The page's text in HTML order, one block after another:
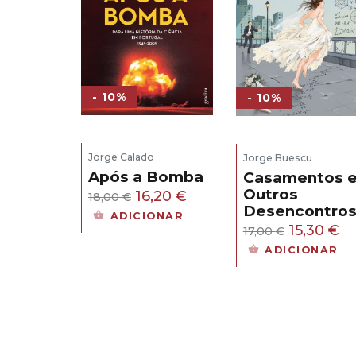
- 10%
Jorge Calado
Após a Bomba
18,00€ O
preço
16,20 €
ADICIONAR
- 10%
Jorge Buescu
Casamentos e
Outros
Desencontros
17,00€ O
preço
15,30 €O
ADICIONAR